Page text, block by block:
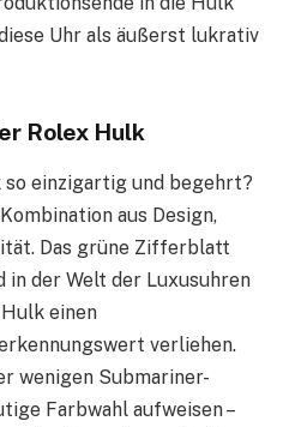
Uhr als äußerst lukrativ
Rolex Hulk
so einzigartig und begehrt?
aus Design,
Das grüne Zifferblatt
in der Welt der Luxusuhren
einen
verliehen.
wenigen Submariner-
Farbwahl aufweisen –